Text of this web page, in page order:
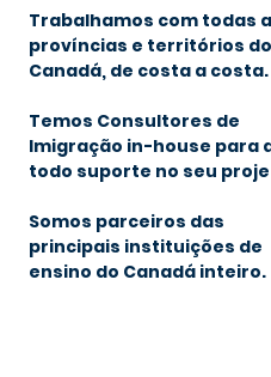
Trabalhamos com todas
províncias e territórios do
Canadá, de costa a costa.
Temos Consultores de
Imigração in-house para
todo suporte no seu
Somos parceiros das
principais instituições de
ensino do Canadá inteiro.